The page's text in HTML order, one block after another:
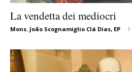
La vendetta dei mediocri
Mons. João Scognamiglio Clá Dias, EP -